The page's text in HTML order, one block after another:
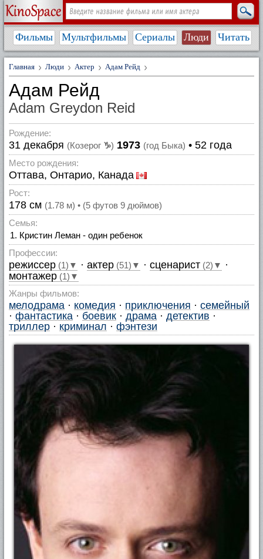
Фильмы Мультфильмы Сериалы Люди Читать
Главная Люди Актер Адам Рейд
Адам Рейд
Adam Greydon Reid
Рождение:
31 декабря (Козерог ♑) 1973 (год Быка) • 52 года
Место рождения:
Оттава, Онтарио, Канада
Рост:
178 см (1.78 м) • (5 футов 9 дюймов)
Семья:
Кристин Леман - один ребенок
Профессии:
режиссер (1)▼ · актер (51)▼ · сценарист (2)▼ ·
монтажер (1)▼
Жанры фильмов:
мелодрама · комедия · приключения · семейный
· фантастика · боевик · драма · детектив ·
триллер · криминал · фэнтези